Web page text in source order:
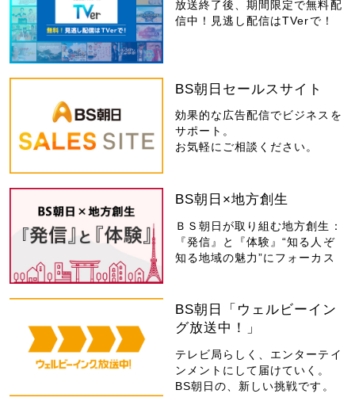
放送終了後、期間限定で無料配
信中！見逃し配信はTVerで！
BS朝日セールスサイト
効果的な広告配信でビジネスを
サポート。
お気軽にご相談ください。
BS朝日×地方創生
ＢＳ朝日が取り組む地方創生：
『発信』と『体験』“知る人ぞ
知る地域の魅力”にフォーカス
BS朝日「ウェルビーイン
グ放送中！」
テレビ局らしく、エンターテイ
ンメントにして届けていく。
BS朝日の、新しい挑戦です。